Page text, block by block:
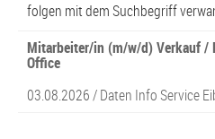
folgen mit dem Suchbegriff
Mitarbeiter/in (m/w/d) Verkauf /
Office
03.08.2026 /Daten Info Service